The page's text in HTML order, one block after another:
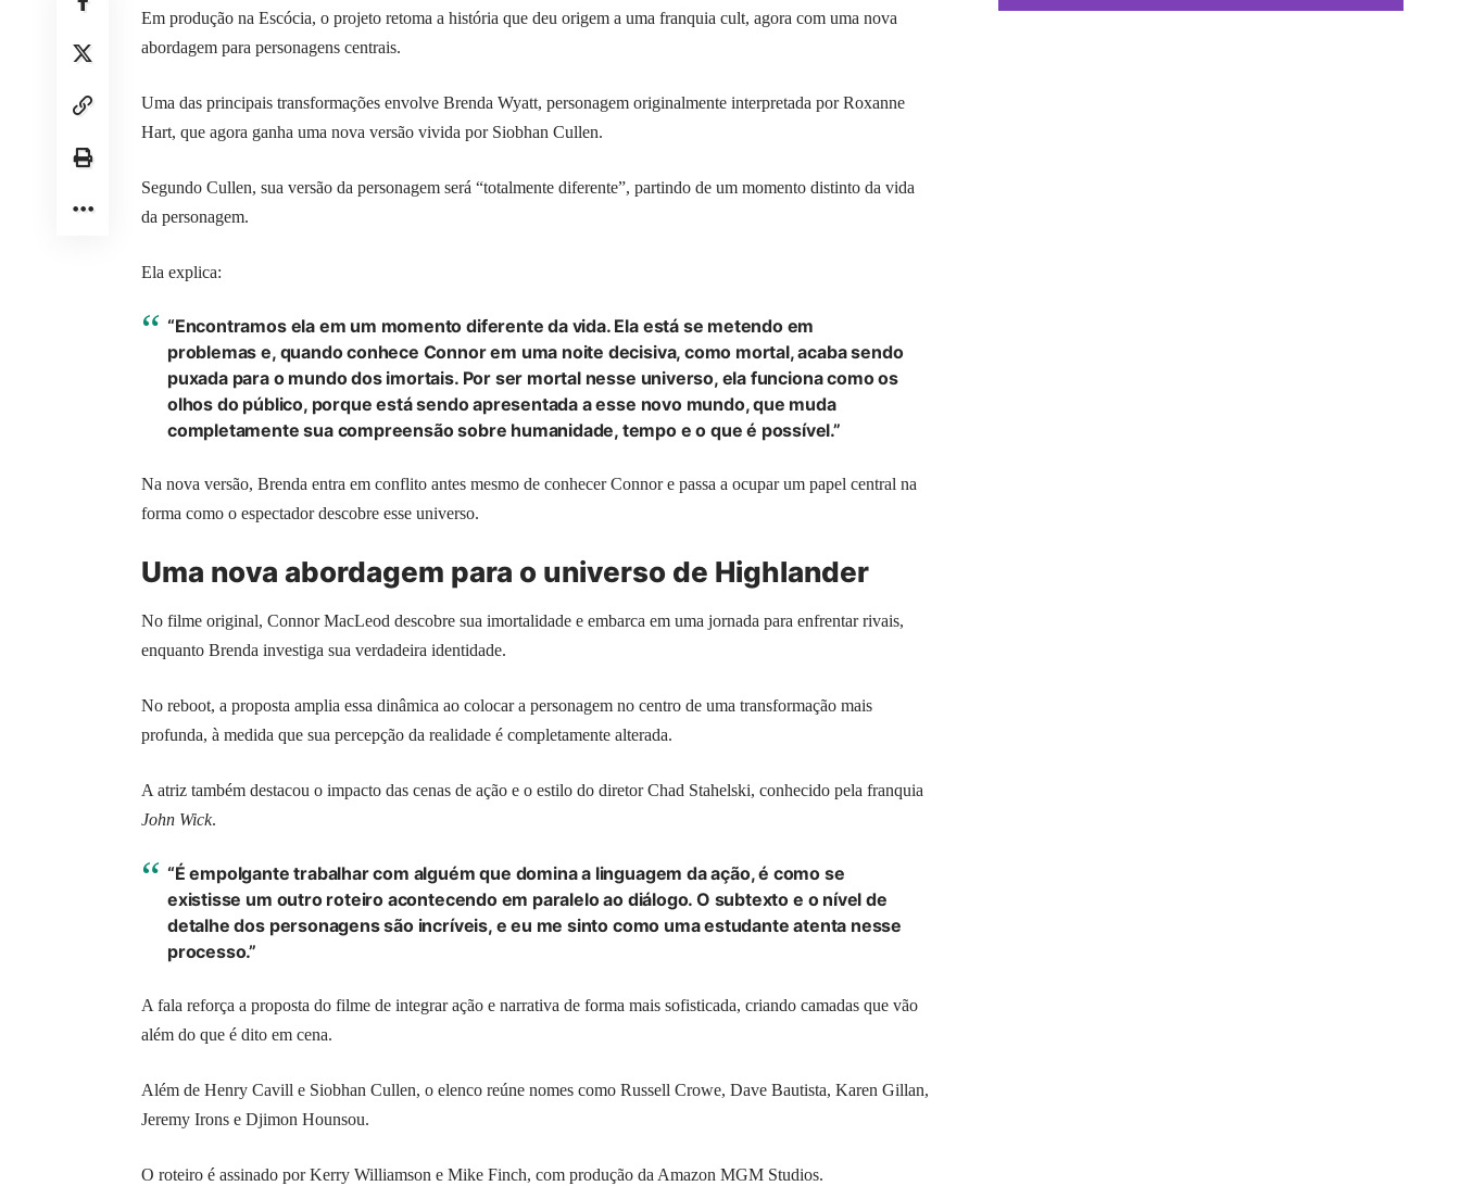
Em produção na Escócia, o projeto retoma a história que deu origem a uma franquia cult, agora com uma nova
abordagem para personagens centrais.
Uma das principais transformações envolve Brenda Wyatt, personagem originalmente interpretada por Roxanne
Hart, que agora ganha uma nova versão vivida por Siobhan Cullen.
Segundo Cullen, sua versão da personagem será “totalmente diferente”, partindo de um momento distinto da vida
da personagem.
Ela explica:
“Encontramos ela em um momento diferente da vida. Ela está se metendo em
problemas e, quando conhece Connor em uma noite decisiva, como mortal, acaba sendo
puxada para o mundo dos imortais. Por ser mortal nesse universo, ela funciona como os
olhos do público, porque está sendo apresentada a esse novo mundo, que muda
completamente sua compreensão sobre humanidade, tempo e o que é possível.”
Na nova versão, Brenda entra em conflito antes mesmo de conhecer Connor e passa a ocupar um papel central na
forma como o espectador descobre esse universo.
Uma nova abordagem para o universo de Highlander
No filme original, Connor MacLeod descobre sua imortalidade e embarca em uma jornada para enfrentar rivais,
enquanto Brenda investiga sua verdadeira identidade.
No reboot, a proposta amplia essa dinâmica ao colocar a personagem no centro de uma transformação mais
profunda, à medida que sua percepção da realidade é completamente alterada.
A atriz também destacou o impacto das cenas de ação e o estilo do diretor Chad Stahelski, conhecido pela franquia
John Wick.
“É empolgante trabalhar com alguém que domina a linguagem da ação, é como se
existisse um outro roteiro acontecendo em paralelo ao diálogo. O subtexto e o nível de
detalhe dos personagens são incríveis, e eu me sinto como uma estudante atenta nesse
processo.”
A fala reforça a proposta do filme de integrar ação e narrativa de forma mais sofisticada, criando camadas que vão
além do que é dito em cena.
Além de Henry Cavill e Siobhan Cullen, o elenco reúne nomes como Russell Crowe, Dave Bautista, Karen Gillan,
Jeremy Irons e Djimon Hounsou.
O roteiro é assinado por Kerry Williamson e Mike Finch, com produção da Amazon MGM Studios.